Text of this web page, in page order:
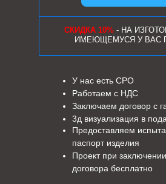
СКИДКА 10%- НА
ИМЕЮЩЕМУСЯ У ВАС
Предоставляем
паспорт изделия
Проект при заключении
договора бесплатно
У нас есть СРО
Работаем с НДС
Заключаем договор с
3д визуализация в